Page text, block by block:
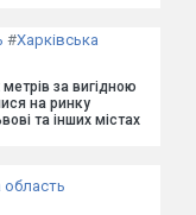
#Харківська
за вигідною
на ринку
та інших містах
область